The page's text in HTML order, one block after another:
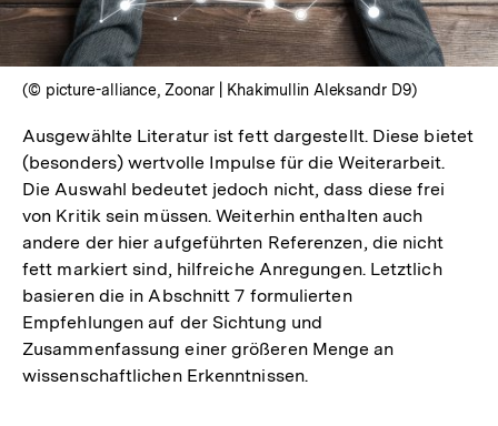
(© picture-alliance, Zoonar | Khakimullin Aleksandr D9)
Ausgewählte Literatur ist fett dargestellt. Diese bietet
(besonders) wertvolle Impulse für die Weiterarbeit.
Die Auswahl bedeutet jedoch nicht, dass diese frei
von Kritik sein müssen. Weiterhin enthalten auch
andere der hier aufgeführten Referenzen, die nicht
fett markiert sind, hilfreiche Anregungen. Letztlich
basieren die in Abschnitt 7 formulierten
Empfehlungen auf der Sichtung und
Zusammenfassung einer größeren Menge an
wissenschaftlichen Erkenntnissen.